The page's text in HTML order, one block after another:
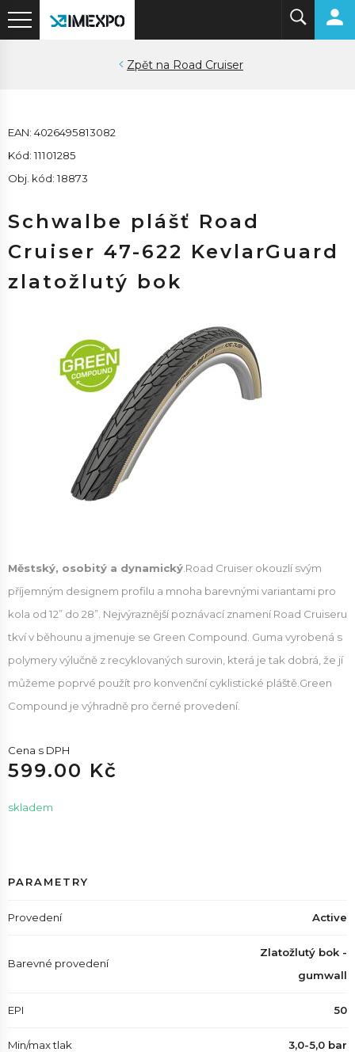
Road Cruiser
EAN: 4026495813082
Kód: 11101285
Obj. kód: 18873
Schwalbe plášť Road
Cruiser 47-622 KevlarGuard
zlatožlutý bok
Městský, osobitý a dynamický .Road Cruiser okouzlí svým
příjemným designem profilu a mnoha barevnými variantami pro
kola od 12” do 28”. Nejvýraznější poznávací znamení Road Cruiseru
tkví v běhounu a jmenuje se Green Compound. Guma vyrobená s
polymery výlučně z recyklovaných surovin, která je tak dobrá, že jí
můžeme poprvé použít pro konvenční cyklistické pláště.Green
Compound je výhradně pro černé provedení.
Cena s DPH
599.00 Kč
skladem
PARAMETRY
Provedení Active
Barevné provedení
Zlatožlutý bok -
gumwall
EPI 50
Min/max tlak 3,0-5,0 bar